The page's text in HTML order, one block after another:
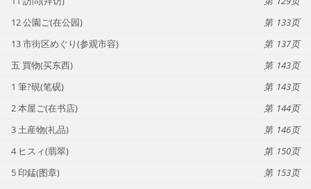
12 公園ご(在公园)
133
13 市街区めぐり(参观市容)
137
五 買物(买东西)
143
1 筆?硯(笔砚)
143
2 本屋ご(在书店)
144
3 土産物(礼品)
146
4 ヒスィ(翡翠)
150
5 印錳(图章)
153